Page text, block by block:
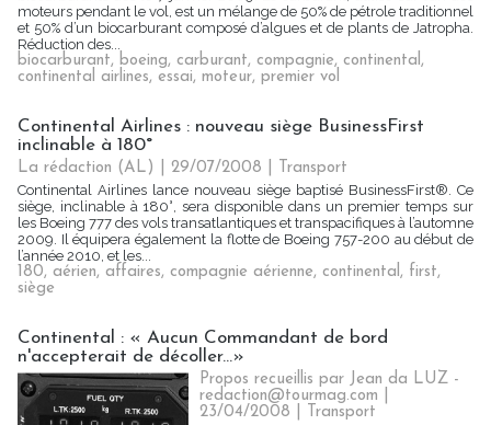
moteurs pendant le vol, est un mélange de 50% de pétrole traditionnel
et 50% d’un biocarburant composé d’algues et de plants de Jatropha.
Réduction des...
biocarburant, boeing, carburant, compagnie, continental,
continental airlines, essai, moteur, premier vol
Continental Airlines : nouveau siège BusinessFirst
inclinable à 180°
La rédaction (AL) | 29/07/2008
Transport
Continental Airlines lance nouveau siège baptisé BusinessFirst®. Ce
siège, inclinable à 180°, sera disponible dans un premier temps sur
les Boeing 777 des vols transatlantiques et transpacifiques à l’automne
2009. Il équipera également la flotte de Boeing 757-200 au début de
l’année 2010, et les...
180, aérien, affaires, compagnie aérienne, continental, first,
siège
Continental : « Aucun Commandant de bord
n'accepterait de décoller...»
Propos recueillis par Jean da LUZ -
redaction@tourmag.com |
23/04/2008
Transport